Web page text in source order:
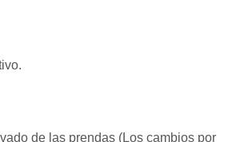
de las prendas (Los cambios por